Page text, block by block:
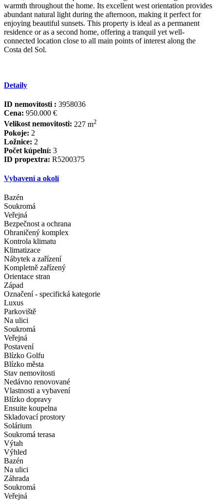
warmth throughout the home. Its excellent west orientation provides
abundant natural light during the afternoon, making it perfect for
enjoying beautiful sunsets. This property is ideal as a permanent
residence or as a second home, offering a tranquil yet well-
connected location close to all main points of interest along the
Costa del Sol.
Detaily
ID nemovitosti : 3958036
Cena: 950.000 €
Velikost nemovitosti: 227 m2
Pokoje: 2
Ložnice: 2
Počet kúpelní: 3
ID propextra: R5200375
Vybavení a okolí
Bazén
Soukromá
Veřejná
Bezpečnost a ochrana
Ohraničený komplex
Kontrola klimatu
Klimatizace
Nábytek a zařízení
Kompletně zařízený
Orientace stran
Západ
Označení - specifická kategorie
Luxus
Parkoviště
Na ulici
Soukromá
Veřejná
Postavení
Blízko Golfu
Blízko města
Stav nemovitosti
Nedávno renovované
Vlastnosti a vybavení
Blízko dopravy
Ensuite koupelna
Skladovací prostory
Solárium
Soukromá terasa
Výtah
Výhled
Bazén
Na ulici
Záhrada
Soukromá
Veřejná